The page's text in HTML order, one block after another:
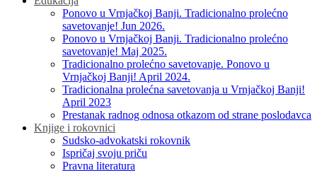
Ponovo u Vrnjačkoj Banji. Tradicionalno prolećno
savetovanje! Jun 2026.
Ponovo u Vrnjačkoj Banji. Tradicionalno prolećno
savetovanje! Maj 2025.
Tradicionalno prolećno savetovanje. Ponovo u
Vrnjačkoj Banji! April 2024.
Tradicionalna prolećna savetovanja u Vrnjačkoj Banji!
April 2023
Prestanak radnog odnosa otkazom od strane poslodavca
Knjige i rokovnici
Sudsko-advokatski rokovnik
Ispričaj svoju priču
Pravna literatura